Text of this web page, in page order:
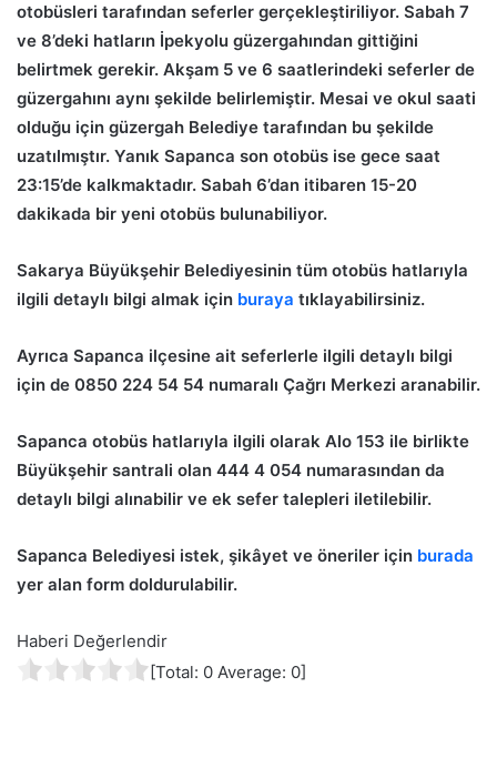
otobüsleri tarafından seferler gerçekleştiriliyor. Sabah 7
ve 8’deki hatların İpekyolu güzergahından gittiğini
belirtmek gerekir. Akşam 5 ve 6 saatlerindeki seferler de
güzergahını aynı şekilde belirlemiştir. Mesai ve okul saati
olduğu için güzergah Belediye tarafından bu şekilde
uzatılmıştır. Yanık Sapanca son otobüs ise gece saat
23:15’de kalkmaktadır. Sabah 6’dan itibaren 15-20
dakikada bir yeni otobüs bulunabiliyor.
Sakarya Büyükşehir Belediyesinin tüm otobüs hatlarıyla
ilgili detaylı bilgi almak için buraya tıklayabilirsiniz.
Ayrıca Sapanca ilçesine ait seferlerle ilgili detaylı bilgi
için de 0850 224 54 54 numaralı Çağrı Merkezi aranabilir.
Sapanca otobüs hatlarıyla ilgili olarak Alo 153 ile birlikte
Büyükşehir santrali olan 444 4 054 numarasından da
detaylı bilgi alınabilir ve ek sefer talepleri iletilebilir.
Sapanca Belediyesi istek, şikâyet ve öneriler için burada
yer alan form doldurulabilir.
Haberi Değerlendir
[Total: 0 Average: 0]